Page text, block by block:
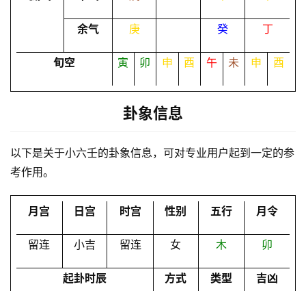
梦
I
服
务
登录 注册
余气 庚 癸 丁
旬空 寅 卯 申 酉 午 未 申 酉
卦象信息
以下是关于小六壬的卦象信息，可对专业用户起到一定的参
考作用。
月宫 日宫 时宫 性别 五行 月令
留连 小吉 留连 女 木 卯
起卦时辰 方式 类型 吉凶